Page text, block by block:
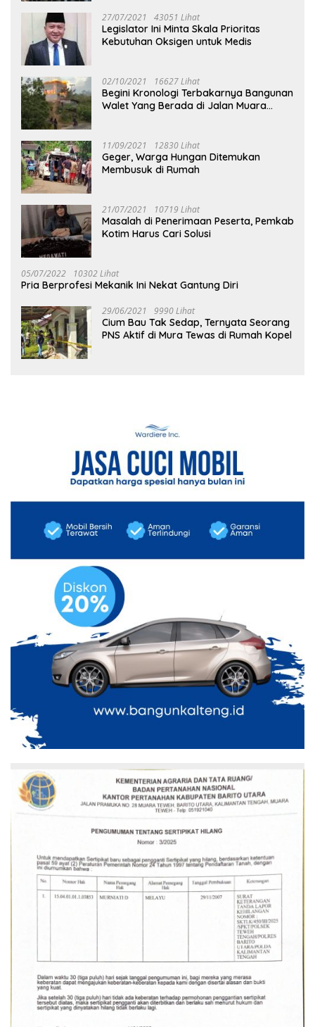
27/07/2021 43051 Lihat
Legislator Ini Minta Skala Prioritas
Kebutuhan Oksigen untuk Medis
02/10/2021 16627 Lihat
Begini Kronologi Terbakarnya Bangunan
Walet Yang Berada di Jalan Muara
11/09/2021 12830 Lihat
Geger, Warga Hungan Ditemukan
Membusuk di Rumah
21/07/2021 10719 Lihat
Masalah di Penerimaan Peserta, Pemkab
Kotim Harus Cari Solusi
05/07/2022 10302 Lihat
Pria Berprofesi Mekanik Ini Nekat Gantung Diri
29/06/2021 9990 Lihat
Cium Bau Tak Sedap, Ternyata Seorang
PNS Aktif di Mura Tewas di Rumah Kopel